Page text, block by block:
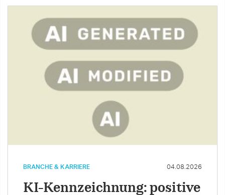
BRANCHE & KARRIERE 04.08.2026
KI-Kennzeichnung: positive